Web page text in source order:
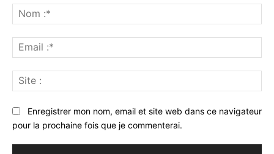
:*
:*
:
Enregistrer mon nom, email et site web dans ce navigateur
pour la prochaine fois que je commenterai.